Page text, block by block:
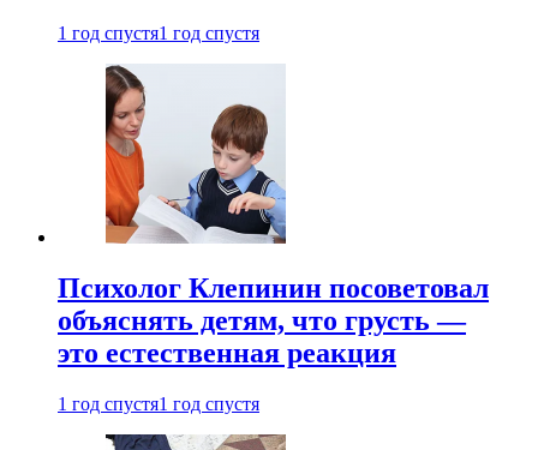
1 год спустя1 год спустя
Психолог Клепинин посоветовал
объяснять детям, что грусть —
это естественная реакция
1 год спустя1 год спустя